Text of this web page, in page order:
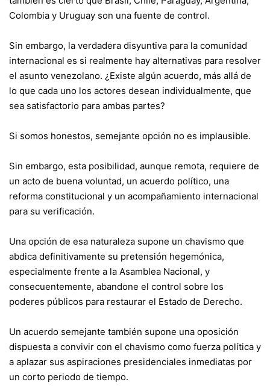
Colombia y Uruguay son una fuente de control.
Sin embargo, la verdadera disyuntiva para la comunidad
internacional es si realmente hay alternativas para resolver
el asunto venezolano. ¿Existe algún acuerdo, más allá de
lo que cada uno los actores desean individualmente, que
sea satisfactorio para ambas partes?
Si somos honestos, semejante opción no es implausible.
Sin embargo, esta posibilidad, aunque remota, requiere de
un acto de buena voluntad, un acuerdo político, una
reforma constitucional y un acompañamiento internacional
para su verificación.
Una opción de esa naturaleza supone un chavismo que
abdica definitivamente su pretensión hegemónica,
especialmente frente a la Asamblea Nacional, y
consecuentemente, abandone el control sobre los
poderes públicos para restaurar el Estado de Derecho.
Un acuerdo semejante también supone una oposición
dispuesta a convivir con el chavismo como fuerza política y
a aplazar sus aspiraciones presidenciales inmediatas por
un corto periodo de tiempo.